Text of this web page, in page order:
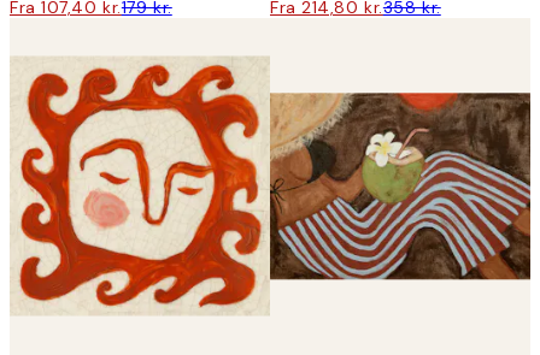
Fra 107,40 kr.179 kr. Fra 214,80 kr.358 kr.